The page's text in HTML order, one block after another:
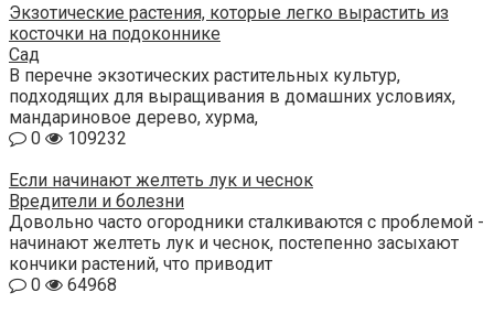
Экзотические растения, которые легко вырастить из
косточки на подоконнике
Сад
В перечне экзотических растительных культур,
подходящих для выращивания в домашних условиях,
мандариновое дерево, хурма,
0
109232
Если начинают желтеть лук и чеснок
Вредители и болезни
Довольно часто огородники сталкиваются с проблемой -
начинают желтеть лук и чеснок, постепенно засыхают
кончики растений, что приводит
0
64968